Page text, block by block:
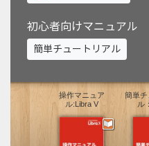
初心者向けマニュアル
簡単チュートリアル